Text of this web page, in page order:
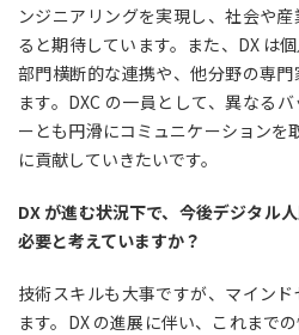
ンジニアリングを実現し、社会や
ると期待しています。また、DX は
部門横断的な連携や、他分野の専
ます。DXC の一員として、異なる
ーとも円滑にコミュニケーションを
に貢献していきたいです。
DX が進む状況下で、今後デジタル
必要と考えていますか？
技術スキルも大事ですが、マイン
ます。DX の進展に伴い、これまで